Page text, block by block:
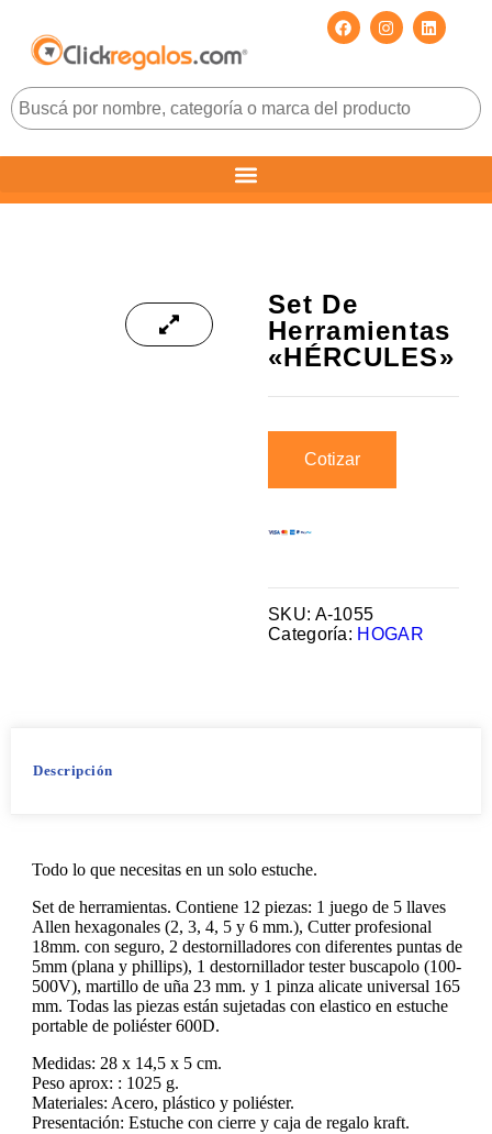
Set De
Herramientas
«HÉRCULES»
Cotizar
SKU: A-1055
Categoría: HOGAR
Descripción
Todo lo que necesitas en un solo estuche.
Set de herramientas. Contiene 12 piezas: 1 juego de 5 llaves
Allen hexagonales (2, 3, 4, 5 y 6 mm.), Cutter profesional
18mm. con seguro, 2 destornilladores con diferentes puntas de
5mm (plana y phillips), 1 destornillador tester buscapolo (100-
500V), martillo de uña 23 mm. y 1 pinza alicate universal 165
mm. Todas las piezas están sujetadas con elastico en estuche
portable de poliéster 600D.
Medidas: 28 x 14,5 x 5 cm.
Peso aprox: : 1025 g.
Materiales: Acero, plástico y poliéster.
Presentación: Estuche con cierre y caja de regalo kraft.